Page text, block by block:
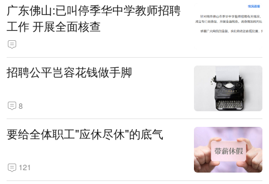
广东佛山:已叫停季华中学教师招聘
工作 开展全面核查
招聘公平岂容花钱做手脚
8
要给全体职工"应休尽休"的底气
121